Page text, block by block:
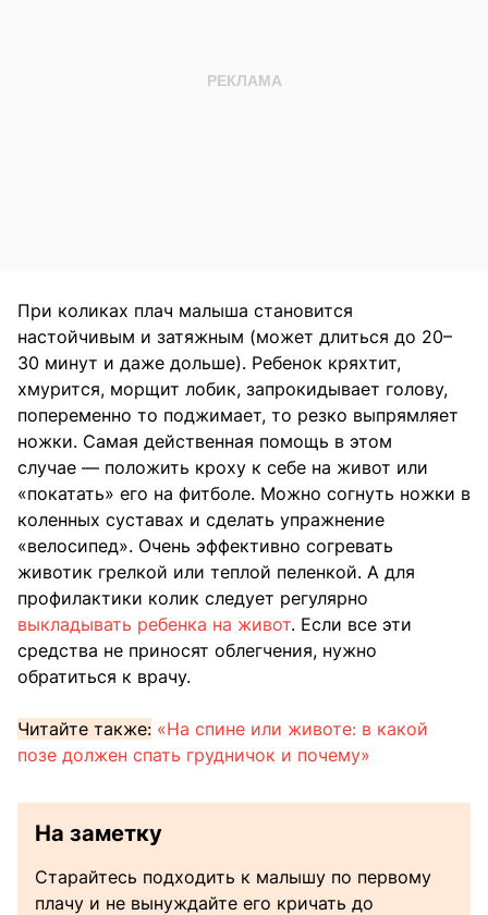
При коликах плач малыша становится
настойчивым и затяжным (может длиться до 20–
30 минут и даже дольше). Ребенок кряхтит,
хмурится, морщит лобик, запрокидывает голову,
попеременно то поджимает, то резко выпрямляет
ножки. Самая действенная помощь в этом
случае — положить кроху к себе на живот или
«покатать» его на фитболе. Можно согнуть ножки в
коленных суставах и сделать упражнение
«велосипед». Очень эффективно согревать
животик грелкой или теплой пеленкой. А для
профилактики колик следует регулярно
выкладывать ребенка на живот. Если все эти
средства не приносят облегчения, нужно
обратиться к врачу.
Читайте также: «На спине или животе: в какой
позе должен спать грудничок и почему»
На заметку
Старайтесь подходить к малышу по первому
плачу и не вынуждайте его кричать до